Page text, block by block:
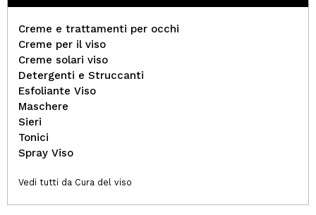
Creme e trattamenti per occhi
Creme per il viso
Creme solari viso
Detergenti e Struccanti
Esfoliante Viso
Maschere
Sieri
Tonici
Spray Viso
Vedi tutti da Cura del viso